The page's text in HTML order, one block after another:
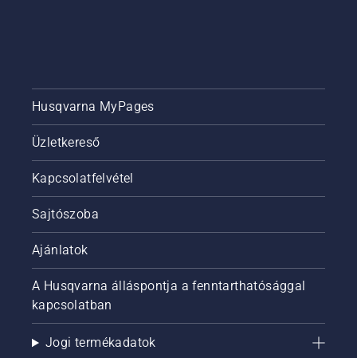
Husqvarna MyPages
Üzletkereső
Kapcsolatfelvétel
Sajtószoba
Ajánlatok
A Husqvarna álláspontja a fenntarthatósággal
kapcsolatban
Jogi termékadatok